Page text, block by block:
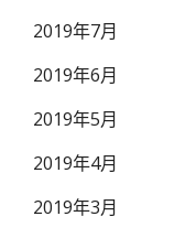
2019年7月
2019年6月
2019年5月
2019年4月
2019年3月